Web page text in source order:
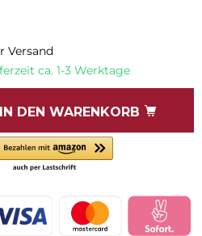
Versand
ca. 1-3 Werktage
IN DEN WARENKORB